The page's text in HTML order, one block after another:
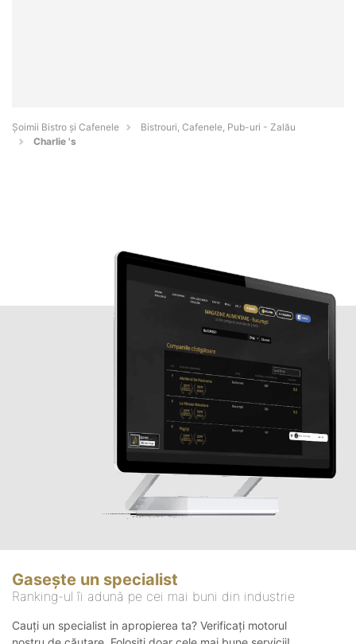
Șoimii Bistro și Cafenele
Bistrouri, Cafenele, Pub-uri - Zalău
Charlie 's
Gasește un specialist
Ranking-ul îi adună pe cei mai buni din industrie
Cauți un specialist in apropierea ta? Verificați motorul